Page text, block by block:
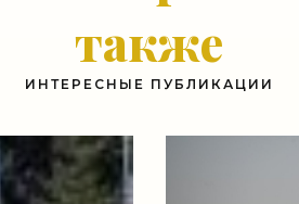
также
ИНТЕРЕСНЫЕ ПУБЛИКАЦИИ